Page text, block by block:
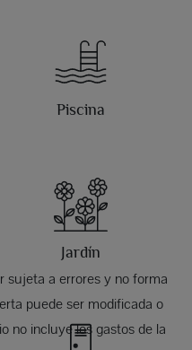
Piscina
Jardín
sujeta a errores y no forma
puede ser modificada o
no incluye los gastos de la